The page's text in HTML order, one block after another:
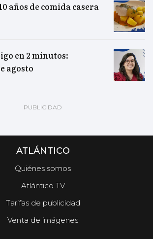
años de comida casera
en 2 minutos:
agosto
ATLÁNTICO
Quiénes somos
Atlántico TV
Tarifas de publicidad
Venta de imágenes